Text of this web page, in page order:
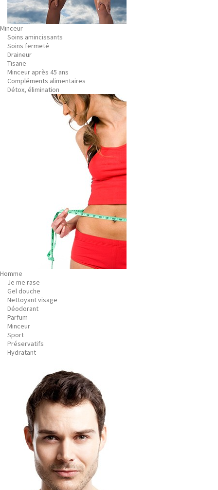
Minceur
Soins amincissants
Soins fermeté
Draineur
Tisane
Minceur après 45 ans
Compléments alimentaires
Détox, élimination
Homme
Je me rase
Gel douche
Nettoyant visage
Déodorant
Parfum
Minceur
Sport
Préservatifs
Hydratant